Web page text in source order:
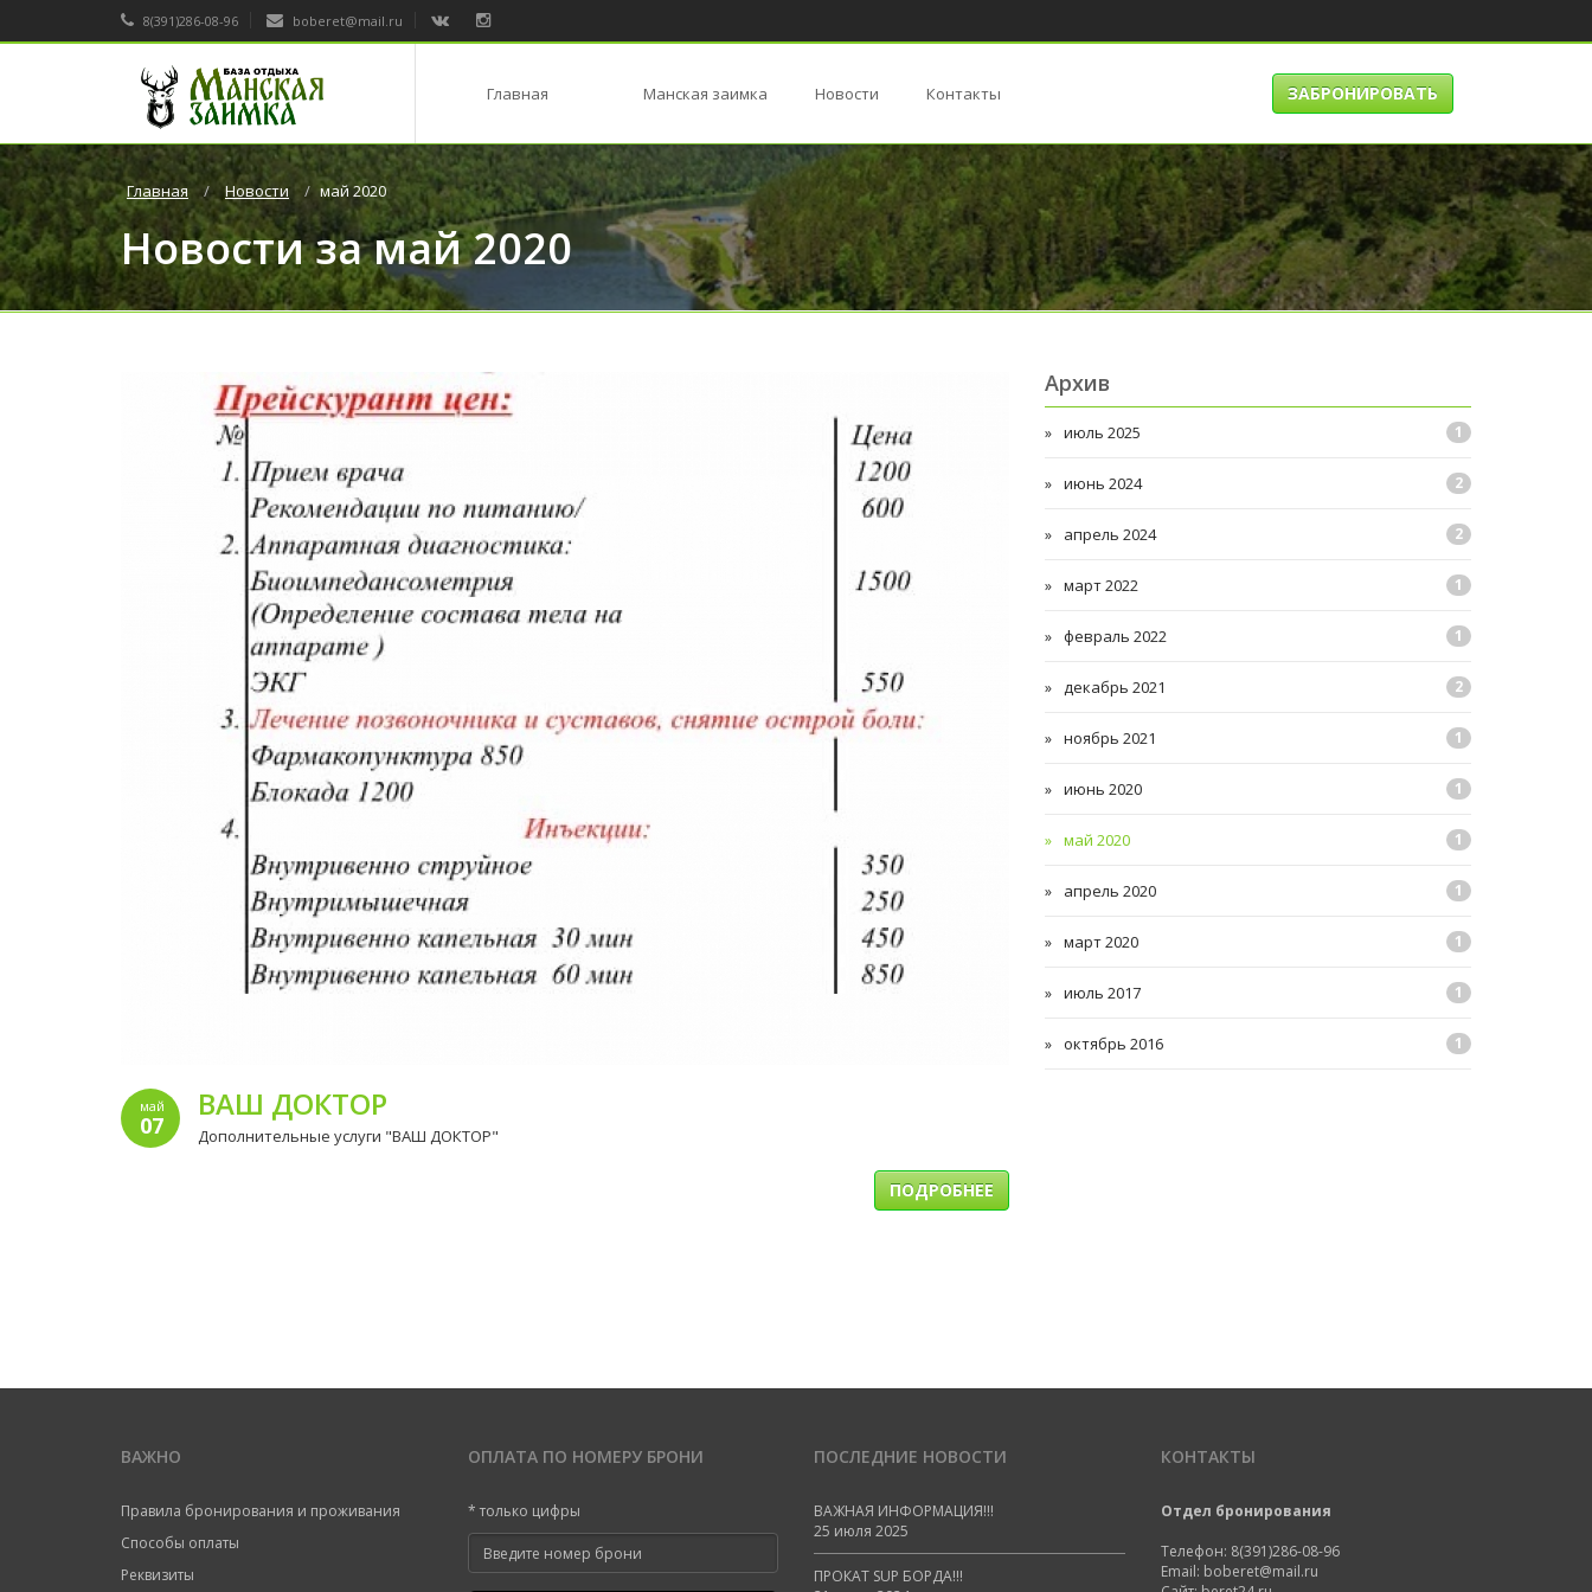
8(391)286-08-96 boberet@mail.ru
Главная Манская заимка Новости Контакты ЗАБРОНИРОВАТЬ
Главная Новости май 2020
Новости за май 2020
май
07
ВАШ ДОКТОР
Дополнительные услуги "ВАШ ДОКТОР"
ПОДРОБНЕЕ
Архив
июль 2025 1
июнь 2024 2
апрель 2024 2
март 2022 1
февраль 2022 1
декабрь 2021 2
ноябрь 2021 1
июнь 2020 1
май 2020 1
апрель 2020 1
март 2020 1
июль 2017 1
октябрь 2016 1
ВАЖНО
Правила бронирования и проживания
Способы оплаты
Реквизиты
ОПЛАТА ПО НОМЕРУ БРОНИ
* только цифры
ПОСЛЕДНИЕ НОВОСТИ
ВАЖНАЯ ИНФОРМАЦИЯ!!!
25 июля 2025
ПРОКАТ SUP БОРДА!!!
КОНТАКТЫ
Отдел бронирования
Телефон: 8(391)286-08-96
Email: boberet@mail.ru